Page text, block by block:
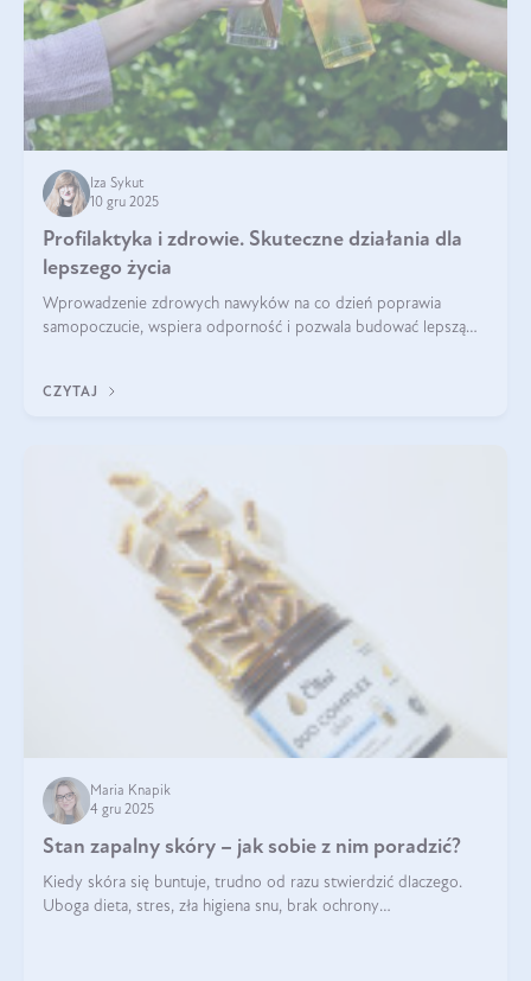
Iza Sykut
10 gru 2025
Profilaktyka i zdrowie. Skuteczne działania dla
lepszego życia
Wprowadzenie zdrowych nawyków na co dzień poprawia
samopoczucie, wspiera odporność i pozwala budować lepszą
CZYTAJ
Maria Knapik
4 gru 2025
Stan zapalny skóry – jak sobie z nim poradzić?
Kiedy skóra się buntuje, trudno od razu stwierdzić dlaczego.
Uboga dieta, stres, zła higiena snu, brak ochrony